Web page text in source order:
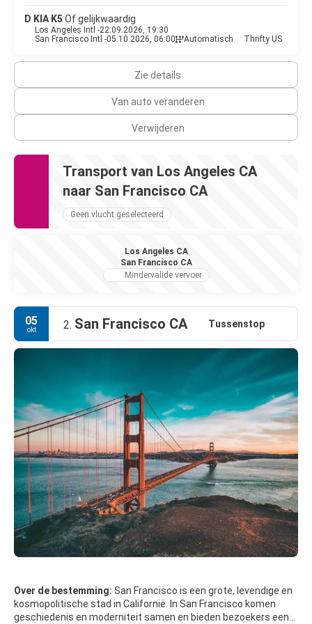
Los Angeles. Als je van winkelen houdt, zul je Rodeo Drive
geweldig vinden. Rodeo Drive is een glamoureus winkelgebied
vol chique en trendy winkels. Wandel door Beverly Hills en wie
biedt heerlijk weer, fantastische winkelmogelijkheden, veel
diversiteit, geweldige culturele evenementen, uitstekende
restaurants en vriendelijke mensen. Los Angeles is cool, nep,
gestileerd, uitgestrekt en nooit saai.
D KIA K5 Of gelijkwaardig
Los Angeles Intl -22.09.2026, 19:30
San Francisco Intl -05.10.2026, 06:00 Automatisch Thrifty US
Zie details
Van auto veranderen
Verwijderen
Transport van Los Angeles CA
naar San Francisco CA
Geen vlucht geselecteerd
Los Angeles CA
San Francisco CA
Mindervalide vervoer
05
okt 2. San Francisco CA Tussenstop
Over de bestemming: San Francisco is een grote, levendige en
kosmopolitische stad in Californië. In San Francisco komen
geschiedenis en moderniteit samen en bieden bezoekers een